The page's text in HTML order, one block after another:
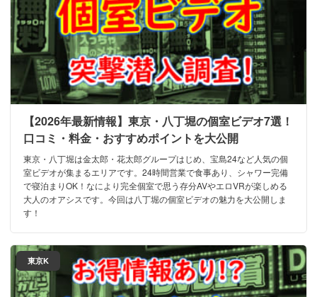
【2026年最新情報】東京・八丁堀の個室ビデオ7選！
口コミ・料金・おすすめポイントを大公開
東京・八丁堀は金太郎・花太郎グループはじめ、宝島24など人気の個
室ビデオが集まるエリアです。24時間営業で食事あり、シャワー完備
で寝泊まりOK！なにより完全個室で思う存分AVやエロVRが楽しめる
大人のオアシスです。今回は八丁堀の個室ビデオの魅力を大公開しま
す！
東京K